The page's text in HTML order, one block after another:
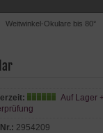
Weitwinkel-Okulare bis 80°
Auf Lager
2954209